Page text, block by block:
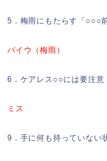
5．梅雨にもたらす「○○○
バイウ（梅雨）
6．ケアレス○○には要注意
ミス
9．手に何も持っていない